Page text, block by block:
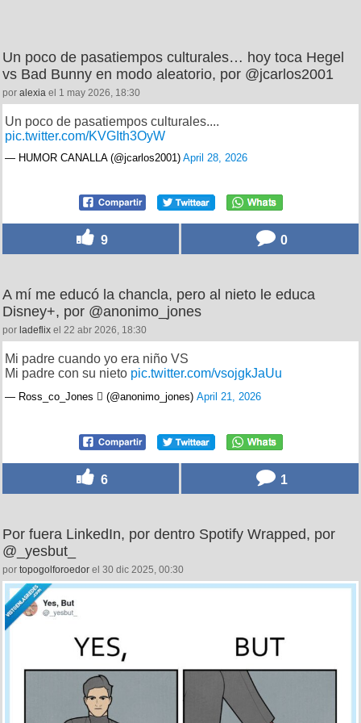
Un poco de pasatiempos culturales… hoy toca Hegel
vs Bad Bunny en modo aleatorio, por @jcarlos2001
por alexia el 1 may 2026, 18:30
Un poco de pasatiempos culturales....
pic.twitter.com/KVGIth3OyW
— HUMOR CANALLA (@jcarlos2001) April 28, 2026
9 0
A mí me educó la chancla, pero al nieto le educa
Disney+, por @anonimo_jones
por ladeflix el 22 abr 2026, 18:30
Mi padre cuando yo era niño VS
Mi padre con su nieto pic.twitter.com/vsojgkJaUu
— Ross_co_Jones  (@anonimo_jones) April 21, 2026
6 1
Por fuera LinkedIn, por dentro Spotify Wrapped, por
@_yesbut_
por topogolforoedor el 30 dic 2025, 00:30